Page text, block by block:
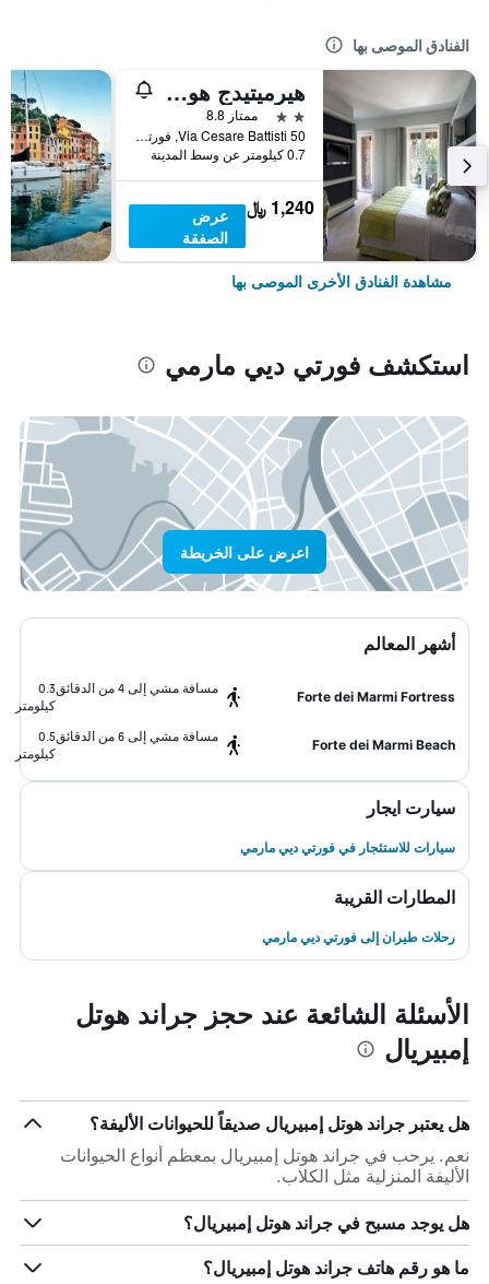
الفنادق الموصى بها
هيرميتيدج هوتل آند ريزورت فورتي دي مارمي - ستار هوتلز كوليتزيون
2 نجمتين
ممتاز 8.8
Via Cesare Battisti 50, فورتي ديي مارمي, توسكانا, إيطاليا
0.7 كيلومتر عن وسط المدينة
1,240 ﷼
عرض
الصفقة
مشاهدة الفنادق الأخرى الموصى بها
استكشف فورتي ديي مارمي
اعرض على الخريطة
أشهر المعالم
Forte dei Marmi Fortress
مسافة مشي إلى 4 من الدقائق
0.3
كيلومتر
Forte dei Marmi Beach
مسافة مشي إلى 6 من الدقائق
0.5
كيلومتر
سيارت ايجار
سيارات للاستئجار في فورتي ديي مارمي
المطارات القريبة
رحلات طيران إلى فورتي ديي مارمي
الأسئلة الشائعة عند حجز جراند هوتل
إمبيريال
هل يعتبر جراند هوتل إمبيريال صديقاً للحيوانات الأليفة؟
نعم. يرحب في جراند هوتل إمبيريال بمعظم أنواع الحيوانات
الأليفة المنزلية مثل الكلاب.
هل يوجد مسبح في جراند هوتل إمبيريال؟
ما هو رقم هاتف جراند هوتل إمبيريال؟